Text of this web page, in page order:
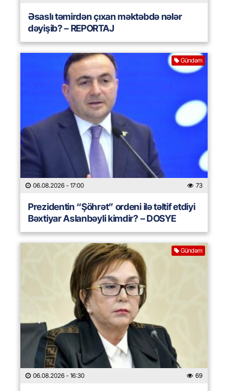
Əsaslı təmirdən çıxan məktəbdə nələr
dəyişib? – REPORTAJ
Gündəm
06.08.2026 - 17:00 73
Prezidentin “Şöhrət” ordeni ilə təltif etdiyi
Bəxtiyar Aslanbəyli kimdir? – DOSYE
Gündəm
06.08.2026 - 16:30 69